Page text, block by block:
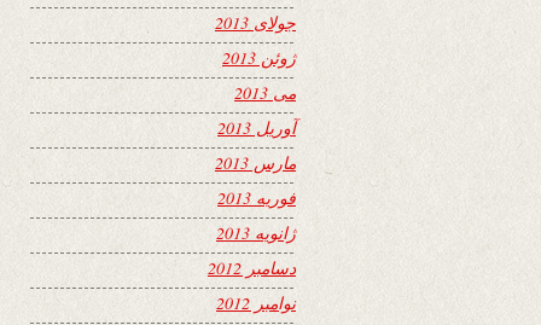
جولای 2013
ژوئن 2013
می 2013
آوریل 2013
مارس 2013
فوریه 2013
ژانویه 2013
دسامبر 2012
نوامبر 2012